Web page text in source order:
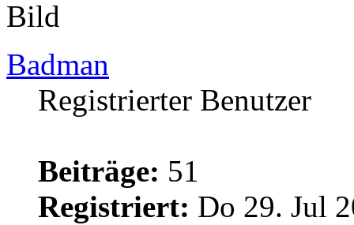
Badman
Registrierter Benutzer
Beiträge: 51
Registriert: Do 29. Jul